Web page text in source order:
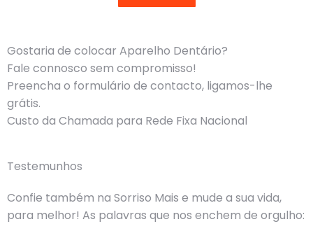
Gostaria de colocar Aparelho Dentário?
Fale connosco sem compromisso!
Preencha o formulário de contacto, ligamos-lhe
grátis.
Custo da Chamada para Rede Fixa Nacional
Testemunhos
Confie também na Sorriso Mais e mude a sua vida,
para melhor! As palavras que nos enchem de orgulho: